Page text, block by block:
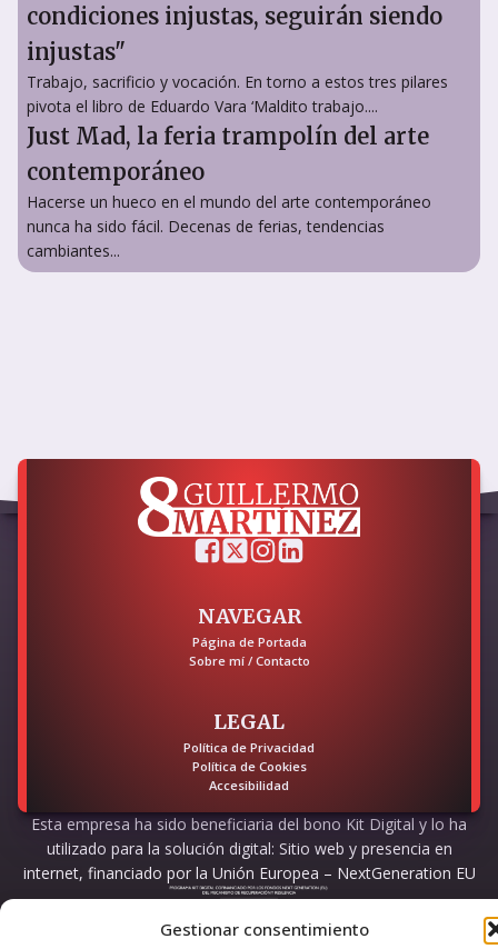
Gestionar consentimiento
condiciones injustas, seguirán siendo
injustas"
Trabajo, sacrificio y vocación. En torno a estos tres pilares
pivota el libro de Eduardo Vara ‘Maldito trabajo....
Just Mad, la feria trampolín del arte
contemporáneo
Hacerse un hueco en el mundo del arte contemporáneo
nunca ha sido fácil. Decenas de ferias, tendencias
cambiantes...
NAVEGAR
Página de Portada
Sobre mí / Contacto
LEGAL
Política de Privacidad
Política de Cookies
Accesibilidad
Esta empresa ha sido beneficiaria del bono Kit Digital y lo ha
utilizado para la solución digital: Sitio web y presencia en
internet, financiado por la Unión Europea – NextGeneration EU